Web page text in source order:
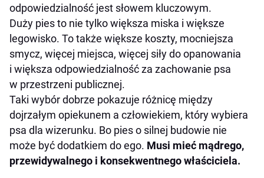
odpowiedzialność jest słowem kluczowym.
Duży pies to nie tylko większa miska i większe
legowisko. To także większe koszty, mocniejsza
smycz, więcej miejsca, więcej siły do opanowania
i większa odpowiedzialność za zachowanie psa
w przestrzeni publicznej.
Taki wybór dobrze pokazuje różnicę między
dojrzałym opiekunem a człowiekiem, który wybiera
psa dla wizerunku. Bo pies o silnej budowie nie
może być dodatkiem do ego. Musi mieć mądrego,
przewidywalnego i konsekwentnego właściciela.